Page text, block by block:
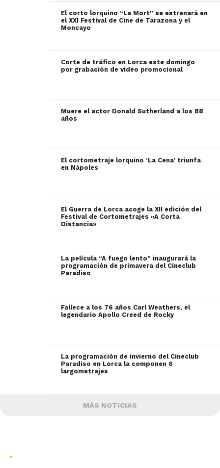
El corto lorquino “La Mort” se estrenará en
el XXI Festival de Cine de Tarazona y el
Moncayo
Corte de tráfico en Lorca este domingo
por grabación de vídeo promocional
Muere el actor Donald Sutherland a los 88
años
El cortometraje lorquino ‘La Cena’ triunfa
en Nápoles
El Guerra de Lorca acoge la XII edición del
Festival de Cortometrajes «A Corta
Distancia»
La película “A fuego lento” inaugurará la
programación de primavera del Cineclub
Paradiso
Fallece a los 76 años Carl Weathers, el
legendario Apollo Creed de Rocky
La programación de invierno del Cineclub
Paradiso en Lorca la componen 6
largometrajes
MÁS NOTICIAS
.